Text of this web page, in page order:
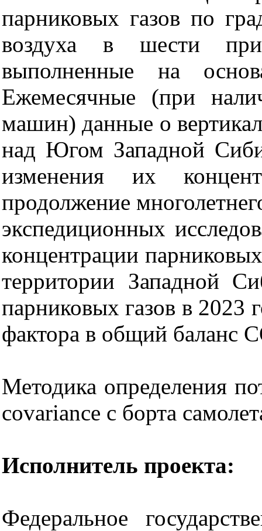
парниковых газов по
воздуха в шести
выполненные на
Ежемесячные (при
машин) данные о
над Югом Западной
изменения их
продолжение
экспедиционных
концентрации
территории Западной
парниковых газов в 2023
фактора в общий баланс
Методика определения
covariance с борта
Исполнитель проекта:
Федеральное